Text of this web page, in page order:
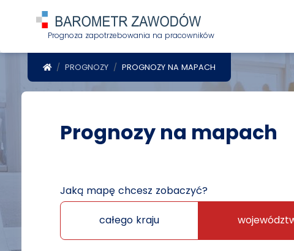
Prognoza zapotrzebowania na pracowników
POWRÓT DO STRONY GŁÓWNEJ
PROGNOZY PROGNOZY NA MAPACH
Prognozy na mapach
Jaką mapę chcesz zobaczyć?
całego kraju